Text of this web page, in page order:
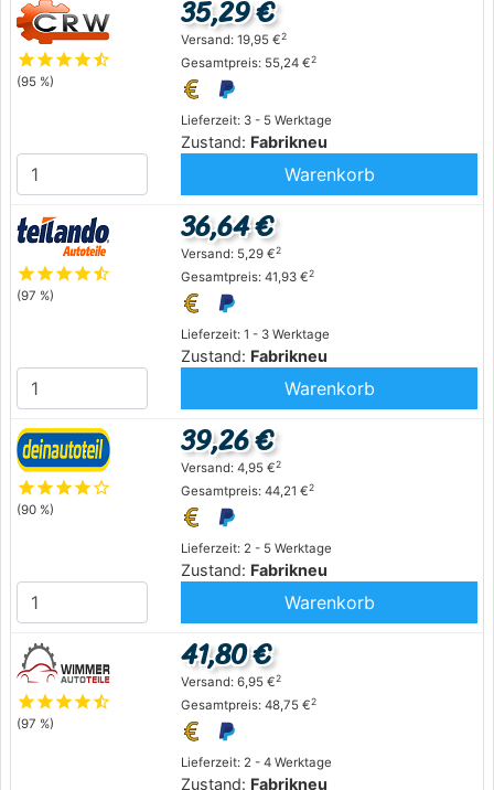
starstarstarstarstar_half
(95 %)
Lieferzeit: 3 - 5 Werktage
Zustand: Fabrikneu
35,29 €
Versand: 19,95 €2
Gesamtpreis: 55,24 €2
Warenkorb
starstarstarstarstar_half
(97 %)
Lieferzeit: 1 - 3 Werktage
Zustand: Fabrikneu
36,64 €
Versand: 5,29 €2
Gesamtpreis: 41,93 €2
Warenkorb
starstarstarstarstar_outline
(90 %)
Lieferzeit: 2 - 5 Werktage
Zustand: Fabrikneu
39,26 €
Versand: 4,95 €2
Gesamtpreis: 44,21 €2
Warenkorb
starstarstarstarstar_half
(97 %)
Lieferzeit: 2 - 4 Werktage
Zustand: Fabrikneu
41,80 €
Versand: 6,95 €2
Gesamtpreis: 48,75 €2